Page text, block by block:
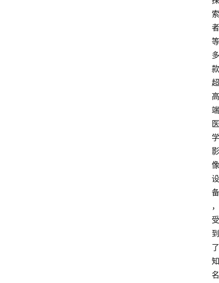
索
者
等
多
款
超
高
端
医
学
影
像
设
备
，
受
到
了
知
名